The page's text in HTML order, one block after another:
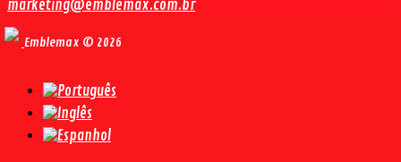
marketing@emblemax.com.br
Emblemax © 2026